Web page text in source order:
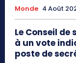
Monde 4 Août
Le Conseil de
à un vote
poste de